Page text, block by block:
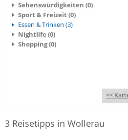
Sehenswürdigkeiten (0)
Sport & Freizeit (0)
Essen & Trinken (3)
Nightlife (0)
Shopping (0)
<<
3 Reisetipps in Wollerau